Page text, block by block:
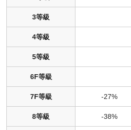
3等級
4等級
5等級
6F等級
7F等級 -27%
8等級 -38%